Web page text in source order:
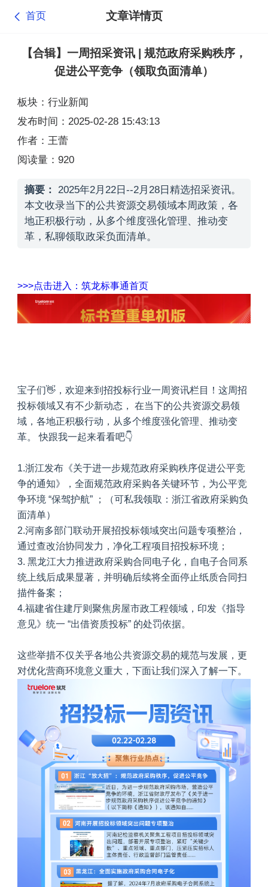
首页 文章详情页
【合辑】一周招采资讯 | 规范政府采购秩序，
促进公平竞争（领取负面清单）
板块：行业新闻
发布时间：2025-02-28 15:43:13
作者：王蕾
阅读量：920
摘要：
2025年2月22日--2月28日精选招采资讯。
本文收录当下的公共资源交易领域本周政策，各
地正积极行动，从多个维度强化管理、推动变
革，私聊领取政采负面清单。
>>>点击进入：筑龙标事通首页
宝子们👋，欢迎来到招投标行业一周资讯栏目！这周招
投标领域又有不少新动态， 在当下的公共资源交易领
域，各地正积极行动，从多个维度强化管理、推动变
革。
快跟我一起来看看吧👇
1.浙江发布《关于进一步规范政府采购秩序促进公平竞
争的通知》，全面规范政府采购各关键环节，为公平竞
争环境 “保驾护航” ；（可私我领取： 浙江省政府采购负
面清单）
2.河南多部门联动开展招投标领域突出问题专项整治，
通过查改治协同发力，净化工程项目招投标环境；
3. 黑龙江大力推进政府采购合同电子化，自电子合同系
统上线后成果显著，并明确后续将全面停止纸质合同扫
描件备案；
4.福建省住建厅则聚焦房屋市政工程领域，印发《指导
意见》统一 “出借资质投标” 的处罚依据。
这些举措不仅关乎各地公共资源交易的规范与发展，更
对优化营商环境意义重大，下面让我们深入了解一下。